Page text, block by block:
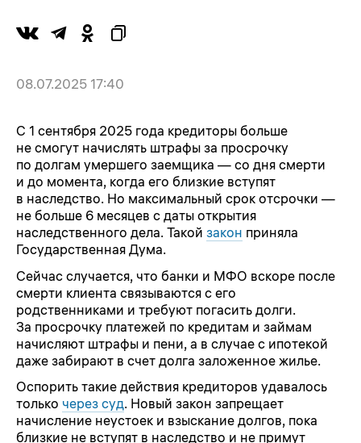
08.07.2025 17:40
С 1 сентября 2025 года кредиторы больше
не смогут начислять штрафы за просрочку
по долгам умершего заемщика — со дня смерти
и до момента, когда его близкие вступят
в наследство. Но максимальный срок отсрочки —
не больше 6 месяцев с даты открытия
наследственного дела. Такой закон приняла
Государственная Дума.
Сейчас случается, что банки и МФО вскоре после
смерти клиента связываются с его
родственниками и требуют погасить долги.
За просрочку платежей по кредитам и займам
начисляют штрафы и пени, а в случае с ипотекой
даже забирают в счет долга заложенное жилье.
Оспорить такие действия кредиторов удавалось
только через суд. Новый закон запрещает
начисление неустоек и взыскание долгов, пока
близкие не вступят в наследство и не примут